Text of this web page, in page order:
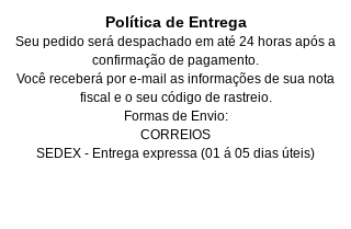
Política de Entrega
Seu pedido será despachado em até 24 horas após a
confirmação de pagamento.
Você receberá por e-mail as informações de sua nota
fiscal e o seu código de rastreio.
Formas de Envio:
CORREIOS
SEDEX - Entrega expressa (01 á 05 dias úteis)